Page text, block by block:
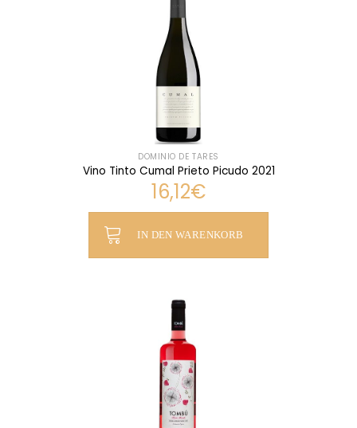
DOMINIO DE TARES
Vino Tinto Cumal Prieto Picudo 2021
16,12€
IN DEN WARENKORB